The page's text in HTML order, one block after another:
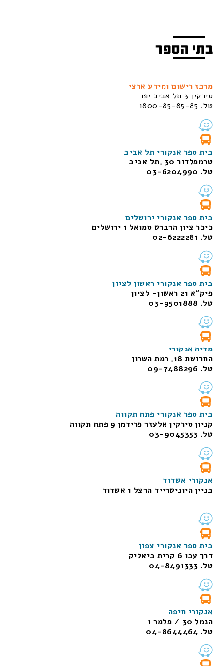
בתי הספר
מרכז רישום ומידע ארצי
סירקין 3 תל אביב יפו
טל. 1800-85-85-85
בית ספר אנקורי תל אביב
טרמפלדור 30 ,תל אביב
טל. 03-6204990
בית ספר אנקורי ירושלים
כיכר ציון הרברט סמואל 1
ירושלים
טל. 02-6222281
בית ספר אנקורי ראשון לציון
פיק“א 21 ראשון- לציון
טל. 03-9501888
מדיה אנקורי
החרושת 18, רמת השרון
טל. 09-7488296
בית ספר אנקורי פתח תקווה
קניון סירקין אלעזר פרידמן 9 פתח תקווה
טל. 03-9045353
אנקורי אשדוד
בניין היוניטרייד הרצל 1 אשדוד
בית ספר אנקורי צפון
דרך עכו 6 קרית ביאליק
טל. 04-8491333
אנקורי חיפה
הנמל 30 / פלמר 1
טל. 04-8644464